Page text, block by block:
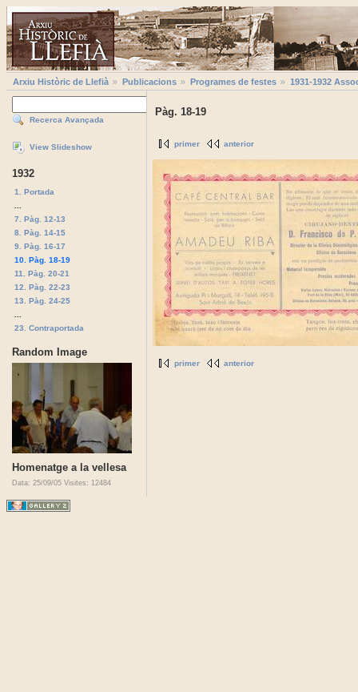
Arxiu Històric de Llefià Publicacions Programes de festes 1931-1932
Recerca Avançada
View Slideshow
1932
1. Portada
7. Pàg. 12-13
8. Pàg. 14-15
9. Pàg. 16-17
10. Pàg. 18-19
11. Pàg. 20-21
12. Pàg. 22-23
13. Pàg. 24-25
23. Contraportada
Random Image
Homenatge a la vellesa
Data: 25/09/05 Visites: 12484
Pàg. 18-19
primer anterior
primer anterior